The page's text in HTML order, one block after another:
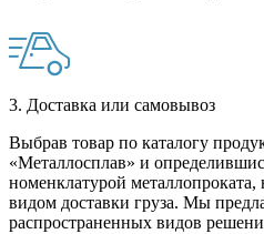
3. Доставка или самовывоз
Выбрав товар по каталогу
«Металлосплав» и
номенклатурой металлопроката,
видом доставки груза. Мы
распространенных видов